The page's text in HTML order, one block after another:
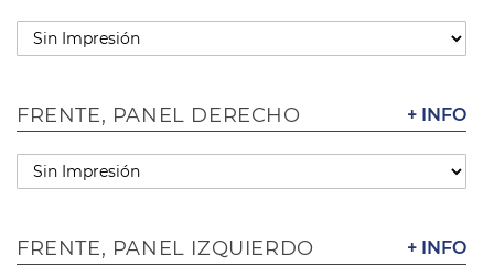
+ INFO
FRENTE, PANEL DERECHO
+ INFO
FRENTE, PANEL IZQUIERDO